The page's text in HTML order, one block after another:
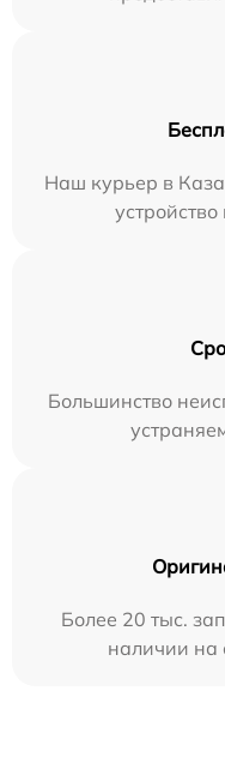
Наш курьер в
Большинство
Более 20 тыс.
наличии на